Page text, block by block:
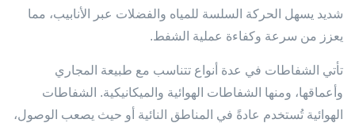
شديد يسهل الحركة السلسة للمياه والفضلات عبر الأنابيب، مما
يعزز من سرعة وكفاءة عملية الشفط.
تأتي الشفاطات في عدة أنواع تتناسب مع طبيعة المجاري
وأعماقها، ومنها الشفاطات الهوائية والميكانيكية. الشفاطات
الهوائية تُستخدم عادةً في المناطق النائية أو حيث يصعب الوصول،